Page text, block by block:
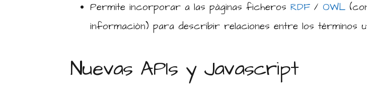
Permite incorporar a las páginas ficherosRDF /OWL
información) para describir relaciones entre los términos
Nuevas APIs y Javascript